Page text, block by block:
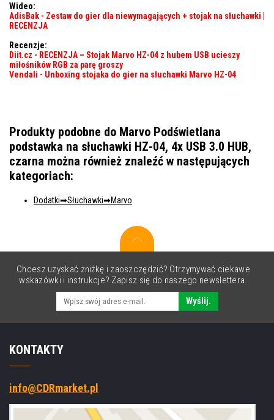
Wideo:
AdisBak - Zestaw do gier dla niewymagających + stojak na słuchawki |
RECENZJA
Recenzje:
Diit.cz - RECENZJA – Stojak Marvo HZ-04 z hubem USB ucieszy
miłośników RGB za parę groszy
Vendali - Unboxing stojaka do gier na słuchawki Marvo HZ-04
Produkty podobne do Marvo Podświetlana
podstawka na słuchawki HZ-04, 4x USB 3.0 HUB,
czarna można również znaleźć w następujących
kategoriach:
Dodatki Słuchawki Marvo
Chcesz uzyskać zniżkę i zaoszczędzić? Otrzymywać ciekawe
wskazówki i instrukcje? Zapisz się do naszego newslettera.
Wyślij.
KONTAKTY
info@CDRmarket.pl